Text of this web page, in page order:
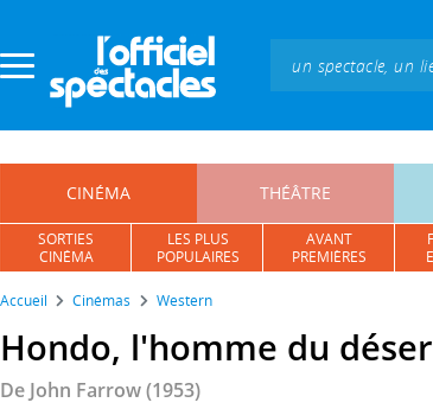
CINÉMA THÉÂTRE
SORTIES
CINÉMA
LES PLUS
POPULAIRES
AVANT
PREMIÈRES
Accueil Cinémas Western
Hondo, l'homme du
De John Farrow(1953)